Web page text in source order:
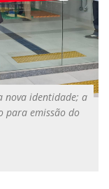
nova identidade; a
para emissão do